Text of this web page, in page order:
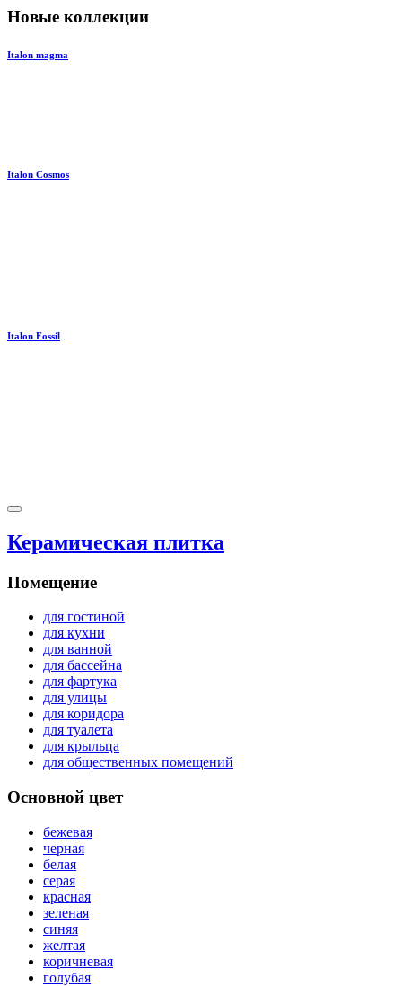
Новые коллекции
Italon magma
Italon Cosmos
Italon Fossil
Керамическая плитка
Помещение
для гостиной
для кухни
для ванной
для бассейна
для фартука
для улицы
для коридора
для туалета
для крыльца
для общественных помещений
Основной цвет
бежевая
черная
белая
серая
красная
зеленая
синяя
желтая
коричневая
голубая